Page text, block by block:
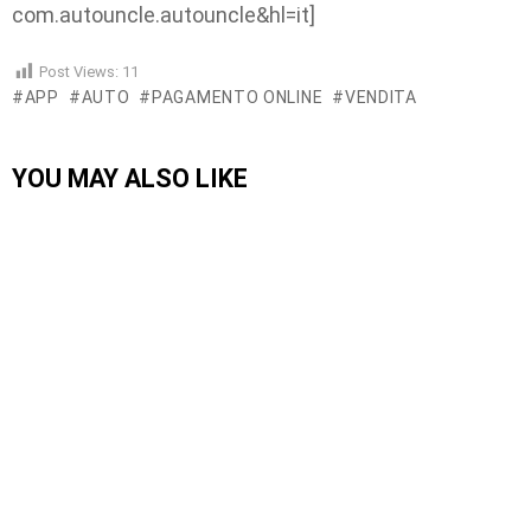
com.autouncle.autouncle&hl=it]
Post Views: 11
APP AUTO PAGAMENTO ONLINE VENDITA
YOU MAY ALSO LIKE